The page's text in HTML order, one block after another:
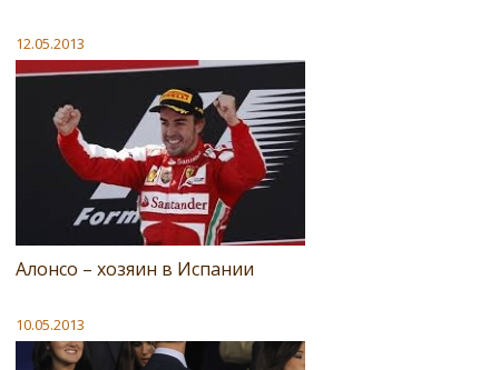
12.05.2013
Алонсо – хозяин в Испании
10.05.2013